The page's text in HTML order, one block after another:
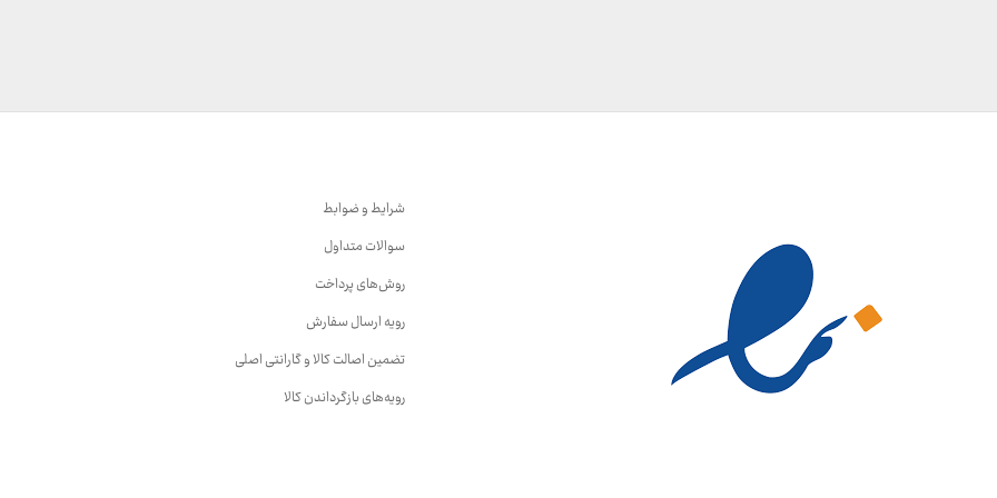
شرایط و ضوابط
سوالات متداول
روش‌های پرداخت
رویه ارسال سفارش
تضمین اصالت کالا و گارانتی اصلی
رویه‌های بازگرداندن کالا